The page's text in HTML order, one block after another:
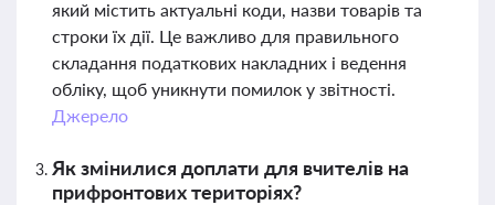
який містить актуальні коди, назви товарів та
строки їх дії. Це важливо для правильного
складання податкових накладних і ведення
обліку, щоб уникнути помилок у звітності.
Джерело
Як змінилися доплати для вчителів на
прифронтових територіях?